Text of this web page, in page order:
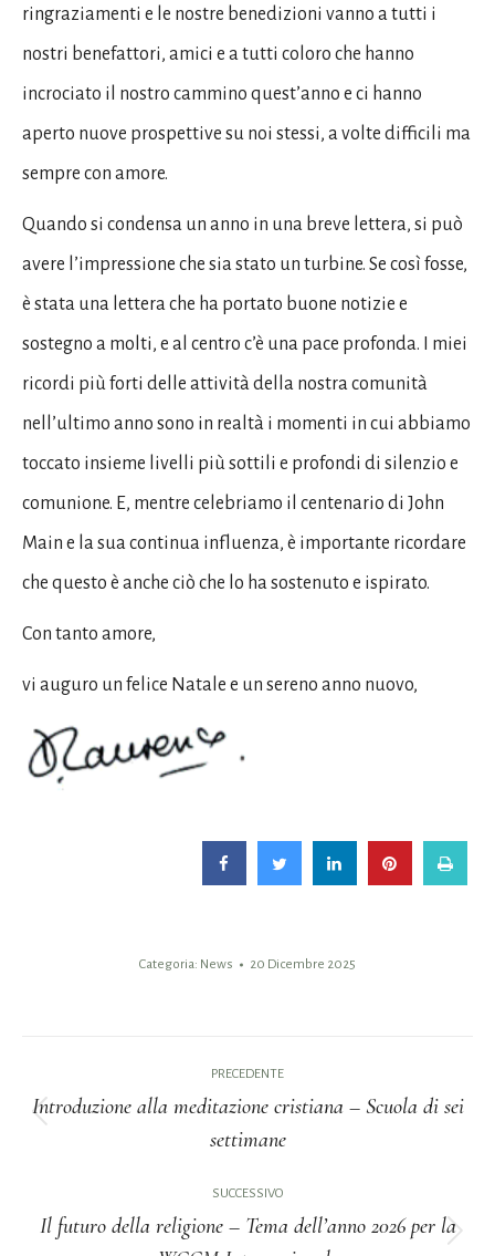
ringraziamenti e le nostre benedizioni vanno a tutti i
nostri benefattori, amici e a tutti coloro che hanno
incrociato il nostro cammino quest’anno e ci hanno
aperto nuove prospettive su noi stessi, a volte difficili ma
sempre con amore.
Quando si condensa un anno in una breve lettera, si può
avere l’impressione che sia stato un turbine. Se così fosse,
è stata una lettera che ha portato buone notizie e
sostegno a molti, e al centro c’è una pace profonda. I miei
ricordi più forti delle attività della nostra comunità
nell’ultimo anno sono in realtà i momenti in cui abbiamo
toccato insieme livelli più sottili e profondi di silenzio e
comunione. E, mentre celebriamo il centenario di John
Main e la sua continua influenza, è importante ricordare
che questo è anche ciò che lo ha sostenuto e ispirato.
Con tanto amore,
vi auguro un felice Natale e un sereno anno nuovo,
Categoria: News 20 Dicembre 2025
tra
post
PRECEDENTE
Introduzione alla meditazione cristiana – Scuola di sei
settimane
SUCCESSIVO
Prossimo
Il futuro della religione – Tema dell’anno 2026 per la